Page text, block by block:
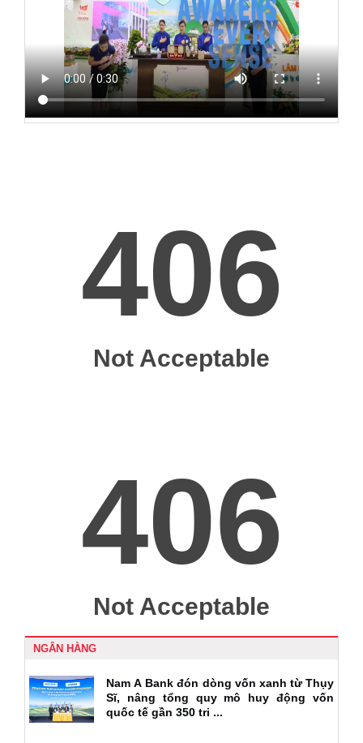
NGÂN HÀNG
Nam A Bank đón dòng vốn xanh từ Thụy
Sĩ, nâng tổng quy mô huy động vốn
quốc tế gần 350 tri ...